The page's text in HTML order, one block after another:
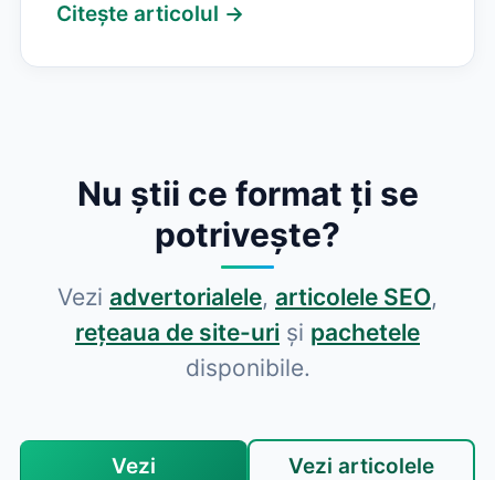
Citește articolul →
Nu știi ce format ți se
potrivește?
Vezi advertorialele, articolele SEO,
rețeaua de site-uri și pachetele
disponibile.
Vezi
Vezi articolele